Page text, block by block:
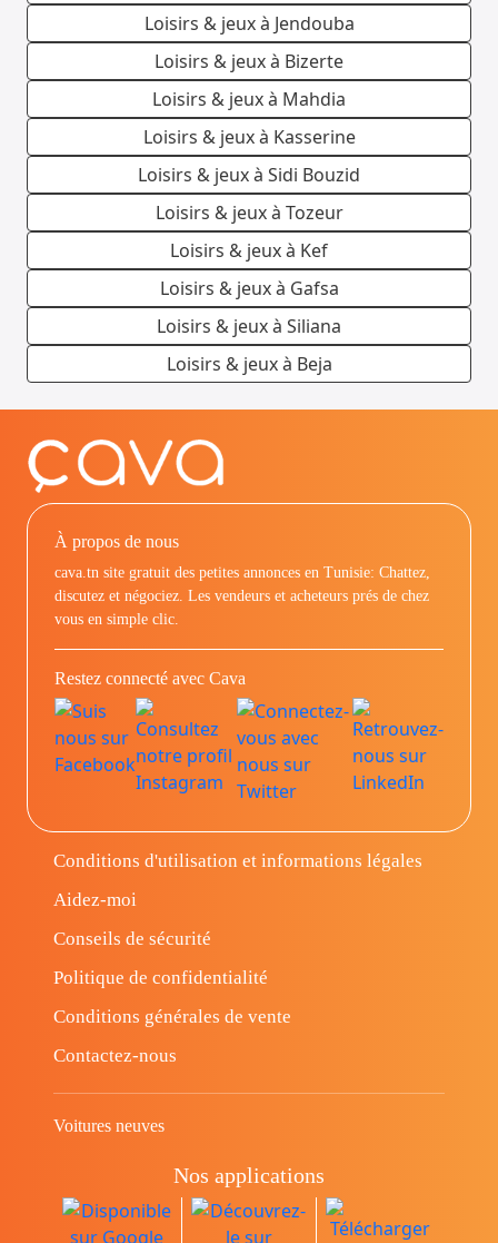
Loisirs & jeux à Jendouba
Loisirs & jeux à Bizerte
Loisirs & jeux à Mahdia
Loisirs & jeux à Kasserine
Loisirs & jeux à Sidi Bouzid
Loisirs & jeux à Tozeur
Loisirs & jeux à Kef
Loisirs & jeux à Gafsa
Loisirs & jeux à Siliana
Loisirs & jeux à Beja
À propos de nous
cava.tn site gratuit des petites annonces en Tunisie: Chattez,
discutez et négociez. Les vendeurs et acheteurs prés de chez
vous en simple clic.
Restez connecté avec Cava
Conditions d'utilisation et informations légales
Aidez-moi
Conseils de sécurité
Politique de confidentialité
Conditions générales de vente
Contactez-nous
Voitures neuves
Nos applications